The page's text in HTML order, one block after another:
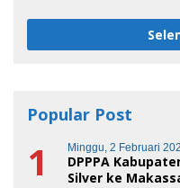
Popular Post
1 Minggu, 2 Februari
DPPPA
Silver ke